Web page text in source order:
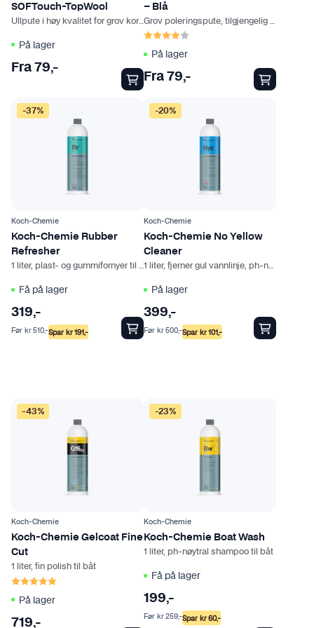
r
a
n
r
n
a
t
i
v
e
n
n
p
å
p
r
o
d
u
SOFTouch-TopWool
Ullpute i høy kvalitet for grov korrigering
På lager
Fra 79,-
u
k
t
e
v
a
r
n
t
t
i
v
e
n
e
k
– Blå
Grov poleringspute, tilgjengelig fra 75mm til 150mm
Karakter:
På lager
Fra 79,-
u
k
t
v
a
r
n
t
t
i
v
e
k
-37%
Koch-Chemie
Koch-Chemie Rubber
Refresher
1 liter, plast- og gummifornyer til båt
Få på lager
319,-
Spar kr191,-
Før kr510,-
-20%
Koch-Chemie
Koch-Chemie No Yellow
Cleaner
1 liter, fjerner gul vannlinje, ph-nøytral
På lager
399,-
Spar kr101,-
Før kr500,-
-43%
Koch-Chemie
Koch-Chemie Gelcoat Fine
Cut
1 liter, fin polish til båt
Karakter:
På lager
719,-
-23%
Koch-Chemie
Koch-Chemie Boat Wash
1 liter, ph-nøytral shampoo til båt
Få på lager
199,-
Spar kr60,-
Før kr259,-